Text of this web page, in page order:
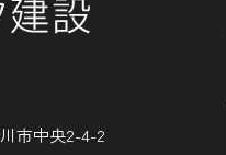
市中央2-4-2